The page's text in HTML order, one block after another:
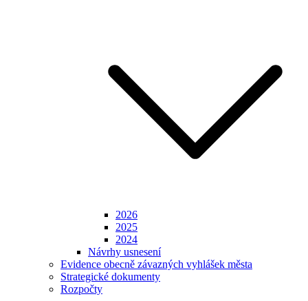
2026
2025
2024
Návrhy usnesení
Evidence obecně závazných vyhlášek města
Strategické dokumenty
Rozpočty